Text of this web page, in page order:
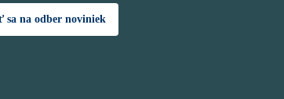
sa na odber noviniek